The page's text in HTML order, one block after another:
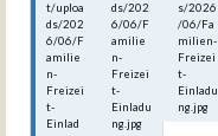
t/uploa
ds/202
6/06/F
amilie
n-
Freizei
t-
Einlad
ds/202
6/06/F
amilie
n-
Freizei
t-
Einladu
ng.jpg
s/2026
/06/Fa
milien-
Freizei
t-
Einladu
ng.jpg